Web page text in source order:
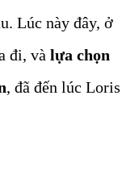
Lúc này đây, ở
đi, và lựa chọn
, đã đến lúc Loris